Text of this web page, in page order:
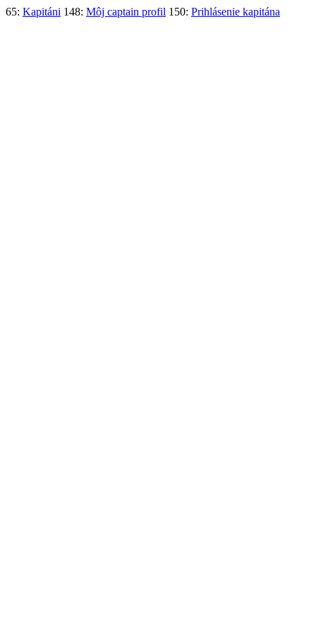
65: Kapitáni 148: Môj captain profil 150: Prihlásenie kapitána